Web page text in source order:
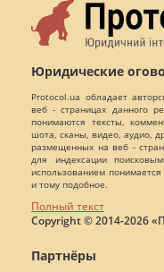
Юридические
Protocol.ua обладает
веб - страницах данного
понимаются тексты,
шота, сканы, видео, аудио,
размещенных на веб -
для индексации
использованием
и тому подобное.
Полный текст
Copyright © 2014-2026
Партнёры